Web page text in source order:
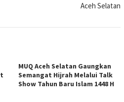
Aceh Selatan
MUQ Aceh Selatan Gaungkan
Semangat Hijrah Melalui Talk
Show Tahun Baru Islam 1448 H